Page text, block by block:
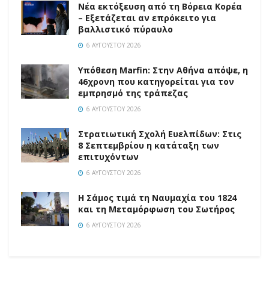
Νέα εκτόξευση από τη Βόρεια Κορέα
– Εξετάζεται αν επρόκειτο για
βαλλιστικό πύραυλο
6 ΑΥΓΟΎΣΤΟΥ 2026
Υπόθεση Marfin: Στην Αθήνα απόψε, η
46χρονη που κατηγορείται για τον
εμπρησμό της τράπεζας
6 ΑΥΓΟΎΣΤΟΥ 2026
Στρατιωτική Σχολή Ευελπίδων: Στις
8 Σεπτεμβρίου η κατάταξη των
επιτυχόντων
6 ΑΥΓΟΎΣΤΟΥ 2026
Η Σάμος τιμά τη Ναυμαχία του 1824
και τη Μεταμόρφωση του Σωτήρος
6 ΑΥΓΟΎΣΤΟΥ 2026